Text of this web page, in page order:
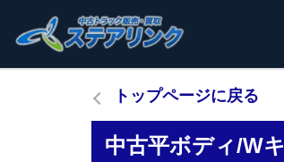
トップページに戻る
中古平ボディ/W